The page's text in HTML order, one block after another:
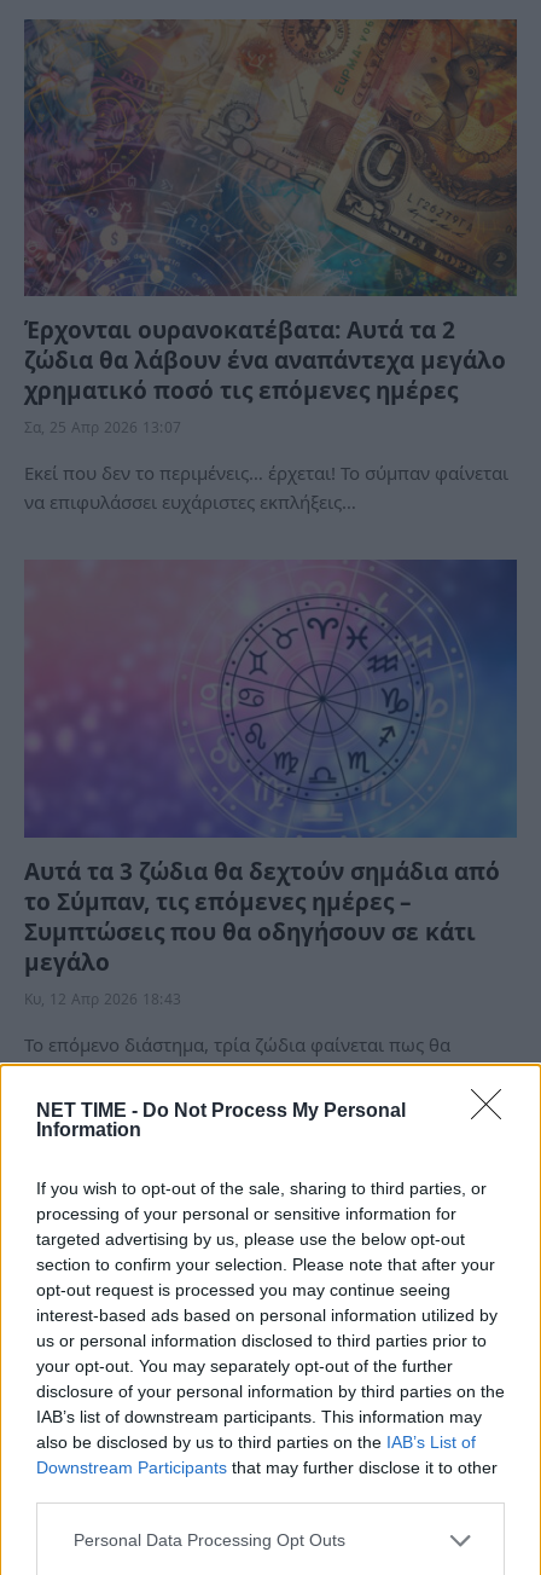
NET TIME - Do Not Process My Personal
Information
If you wish to opt-out of the sale, sharing to third parties, or
processing of your personal or sensitive information for
targeted advertising by us, please use the below opt-out
section to confirm your selection. Please note that after your
opt-out request is processed you may continue seeing
interest-based ads based on personal information utilized by
us or personal information disclosed to third parties prior to
your opt-out. You may separately opt-out of the further
disclosure of your personal information by third parties on the
IAB’s list of downstream participants. This information may
also be disclosed by us to third parties on the IAB’s List of
Downstream Participants that may further disclose it to other
Personal Data Processing Opt Outs
Έρχονται ουρανοκατέβατα: Αυτά τα 2
ζώδια θα λάβουν ένα αναπάντεχα μεγάλο
χρηματικό ποσό τις επόμενες ημέρες
Σα, 25 Απρ 2026 13:07
Εκεί που δεν το περιμένεις… έρχεται! Το σύμπαν φαίνεται
να επιφυλάσσει ευχάριστες εκπλήξεις…
Αυτά τα 3 ζώδια θα δεχτούν σημάδια από
το Σύμπαν, τις επόμενες ημέρες –
Συμπτώσεις που θα οδηγήσουν σε κάτι
μεγάλο
Κυ, 12 Απρ 2026 18:43
Το επόμενο διάστημα, τρία ζώδια φαίνεται πως θα
βρεθούν μπροστά σε μικρά “θαύματα”,…
Μεγάλο Σάββατο: 3 ζώδια που θα ζήσουν
μια απρόσμενη ανατροπή, πριν την
Ανάσταση!
Σα, 11 Απρ 2026 21:11